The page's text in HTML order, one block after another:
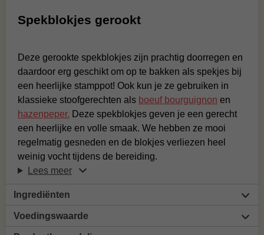
Spekblokjes gerookt
Deze gerookte spekblokjes zijn prachtig doorregen en
daardoor erg geschikt om op te bakken als spekjes bij
een heerlijke stamppot! Ook kun je ze gebruiken in
klassieke stoofgerechten als boeuf bourguignon en
hazenpeper. Deze spekblokjes geven je een gerecht
een heerlijke en volle smaak. We hebben ze mooi
regelmatig gesneden en de blokjes verliezen heel
weinig vocht tijdens de bereiding.
Lees meer
Ingrediënten
Voedingswaarde